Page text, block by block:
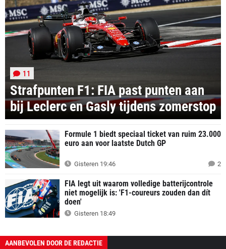
Strafpunten F1: FIA past punten aan
bij Leclerc en Gasly tijdens zomerstop
11
Formule 1 biedt speciaal ticket van ruim 23.000
euro aan voor laatste Dutch GP
Gisteren 19:46 2
FIA legt uit waarom volledige batterijcontrole
niet mogelijk is: 'F1-coureurs zouden dan dít
doen'
Gisteren 18:49
AANBEVOLEN DOOR DE REDACTIE